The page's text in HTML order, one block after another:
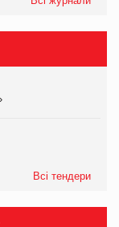
Всі тендери